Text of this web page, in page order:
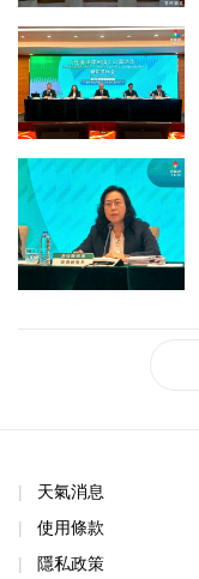
天氣消息
使用條款
隱私政策